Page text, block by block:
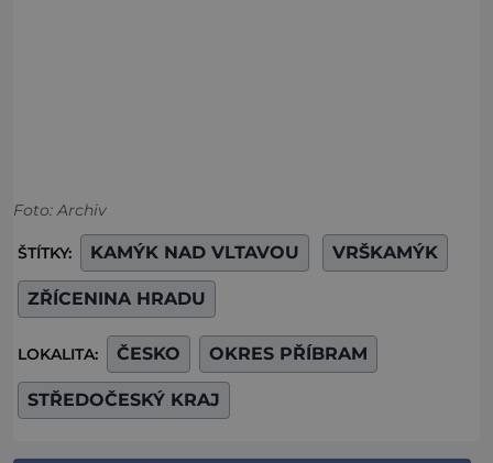
Foto: Archiv
ŠTÍTKY: KAMÝK NAD VLTAVOU VRŠKAMÝK
ZŘÍCENINA HRADU
LOKALITA: ČESKO OKRES PŘÍBRAM
STŘEDOČESKÝ KRAJ